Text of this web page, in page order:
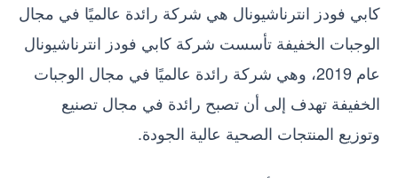
كابي فودز انترناشيونال هي شركة رائدة عالميًا في مجال
الوجبات الخفيفة تأسست شركة كابي فودز انترناشيونال
عام 2019، وهي شركة رائدة عالميًا في مجال الوجبات
الخفيفة تهدف إلى أن تصبح رائدة في مجال تصنيع
وتوزيع المنتجات الصحية عالية الجودة.